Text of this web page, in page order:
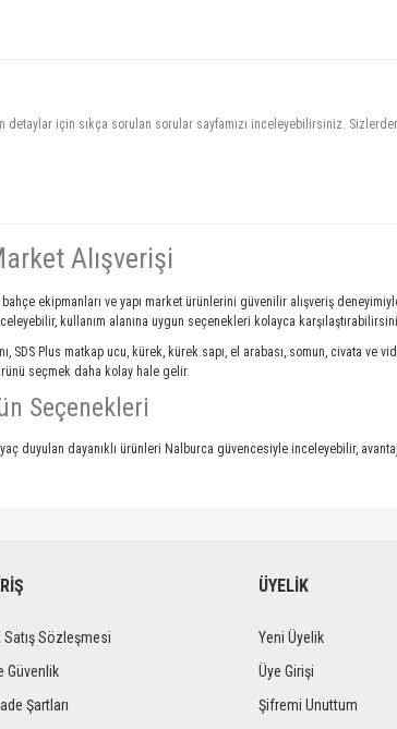
detaylar için sıkça sorulan sorular sayfamızı inceleyebilirsiniz.
Alışverişi
bahçe ekipmanları ve yapı market ürünlerini güvenilir alışveriş
kullanım alanına uygun seçenekleri kolayca
SDS Plus matkap ucu, kürek, kürek sapı, el arabası, somun, civata ve
seçmek daha kolay hale gelir.
Seçenekleri
duyulan dayanıklı ürünleri Nalburca güvencesiyle inceleyebilir,
Sözleşmesi
Güvenlik
Şartları
ÜYELİK
Yeni Üyelik
Üye Girişi
Şifremi Unuttum